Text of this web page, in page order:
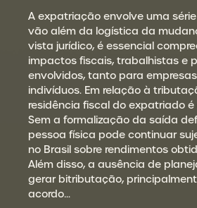
A expatriação envolve uma
vão além da logística da
vista jurídico, é essencial
impactos fiscais, trabalhistas e
envolvidos, tanto para
indivíduos. Em relação à
residência fiscal do expatriado
Sem a formalização da saída
pessoa física pode continuar
no Brasil sobre rendimentos
Além disso, a ausência de
gerar bitributação,
acordo…